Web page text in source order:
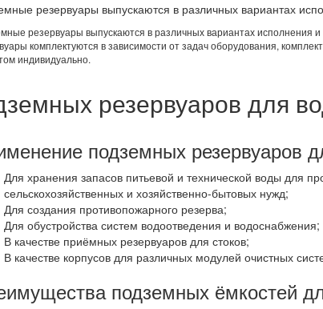
резервуары выпускаются в различных вариантах
резервуары выпускаются в различных вариантах исполнения
комплектуются в зависимости от задач оборудования,
индивидуально.
резервуаров для
подземных резервуаров
Для хранения запасов питьевой и технической воды для
сельскохозяйственных и хозяйственно-бытовых нужд;
Для создания противопожарного резерва;
Для обустройства систем водоотведения и водоснабжения;
В качестве приёмных резервуаров для стоков;
В качестве корпусов для различных модулей очистных
подземных ёмкостей